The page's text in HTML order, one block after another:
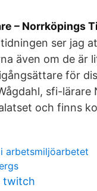
– Norrköpings
ser jag
även om de är
för
sfi-
och finns
arbetsmiljöarbetet
twitch